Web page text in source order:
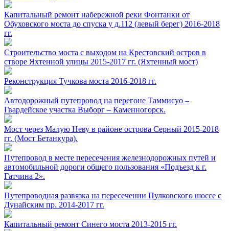
Капитальный ремонт набережной реки Фонтанки от
Обуховского моста до спуска у д.112 (левый берег) 2016-2018
гг.
Строительство моста с выходом на Крестовский остров в
створе Яхтенной улицы 2015-2017 гг. (Яхтенный мост)
Реконструкция Тучкова моста 2016-2018 гг.
Автодорожный путепровод на перегоне Таммисуо –
Гвардейское участка Выборг – Каменногорск.
Мост через Малую Неву в районе острова Серный 2015-2018
гг. (Мост Бетанкура).
Путепровод в месте пересечения железнодорожных путей и
автомобильной дороги общего пользования «Подъезд к г.
Гатчина 2».
Путепроводная развязка на пересечении Пулковского шоссе с
Дунайским пр. 2014-2017 гг.
Капитальный ремонт Синего моста 2013-2015 гг.